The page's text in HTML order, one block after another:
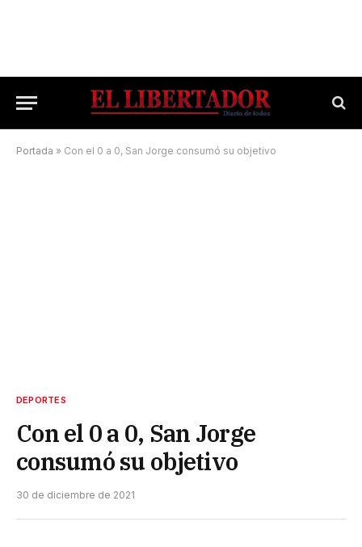
Portada » Con el 0 a 0, San Jorge consumó su objetivo
DEPORTES
Con el 0 a 0, San Jorge
consumó su objetivo
30 de diciembre de 2021